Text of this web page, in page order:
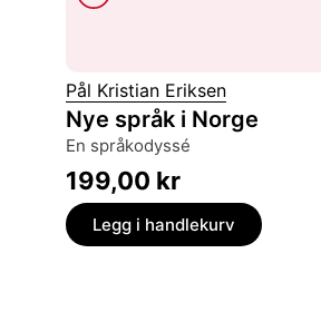
Pål Kristian Eriksen
Nye språk i Norge
en språkodyssé
199,00 kr
Legg i handlekurv